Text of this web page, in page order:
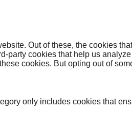
Out of these, the cookies
cookies that help us
cookies. But opting out of
only includes cookies that